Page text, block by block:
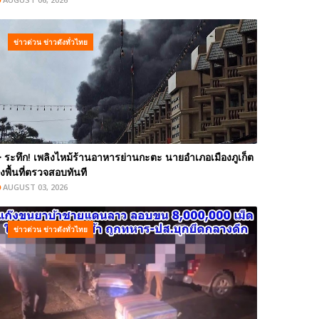
ข่าวด่วน ข่าวดังทั่วไทย
ระทึก! เพลิงไหม้ร้านอาหารย่านกะตะ นายอำเภอเมืองภูเก็ต
พื้นที่ตรวจสอบทันที
AUGUST 03, 2026
ข่าวด่วน ข่าวดังทั่วไทย